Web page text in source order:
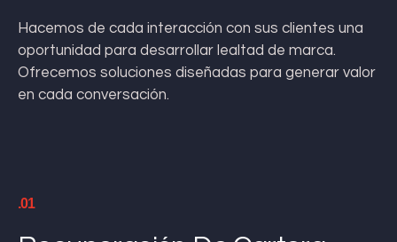
Hacemos de cada interacción con sus clientes una
oportunidad para desarrollar lealtad de marca.
Ofrecemos soluciones diseñadas para generar valor
en cada conversación.
.01